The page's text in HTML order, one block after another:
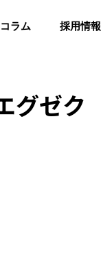
ラム 採用情報
グゼク